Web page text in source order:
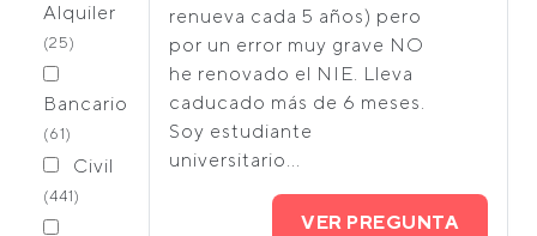
Alquiler
(25)
Bancario
(61)
Civil
(441)
renueva cada 5 años) pero
por un error muy grave NO
he renovado el NIE. Lleva
caducado más de 6 meses.
Soy estudiante
universitario...
VER PREGUNTA